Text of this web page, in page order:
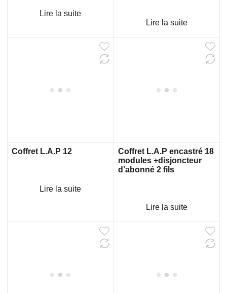
Lire la suite
Lire la suite
Coffret L.A.P 12
Lire la suite
Coffret L.A.P encastré 18
modules +disjoncteur
d’abonné 2 fils
Lire la suite